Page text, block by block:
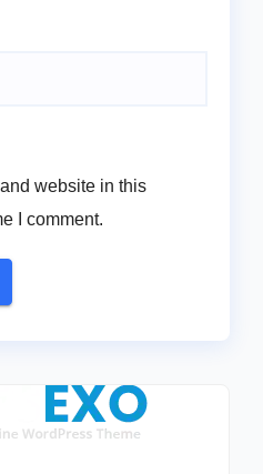
website in this
I comment.